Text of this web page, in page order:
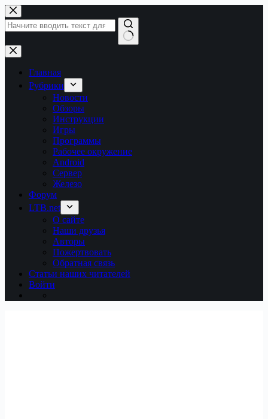
Перейти
к
сути
Ничего
не
найденоГлавная
Рубрики
Новости
Обзоры
Инструкции
Игры
Программы
Рабочее окружение
Android
Сервер
Железо
Форум
LTB.net
О сайте
Наши друзья
Авторы
Пожертвовать
Обратная связь
Статьи наших читателей
Войти